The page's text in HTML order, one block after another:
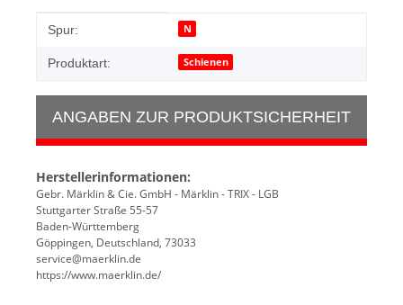
Produkteigenschaft
Wert
Spur: N
Produktart: Schienen
ANGABEN ZUR PRODUKTSICHERHEIT
Herstellerinformationen:
Gebr. Märklin & Cie. GmbH - Märklin - TRIX - LGB
Stuttgarter Straße 55-57
Baden-Württemberg
Göppingen, Deutschland, 73033
service@maerklin.de
https://www.maerklin.de/